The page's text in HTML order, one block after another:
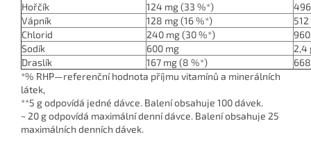
Hořčík
124 mg (33 %*)
Vápník
128 mg (16 %*)
Chlorid
240 mg (30 %*)
Sodík
600 mg
2,4
Draslík
167 mg (8 %*)
*% RHP—referenční hodnota příjmu vitamínů a minerálních
látek,
**5 g odpovídá jedné dávce. Balení obsahuje 100 dávek.
~ 20 g odpovídá maximální denní dávce. Balení obsahuje 25
maximálních denních dávek.